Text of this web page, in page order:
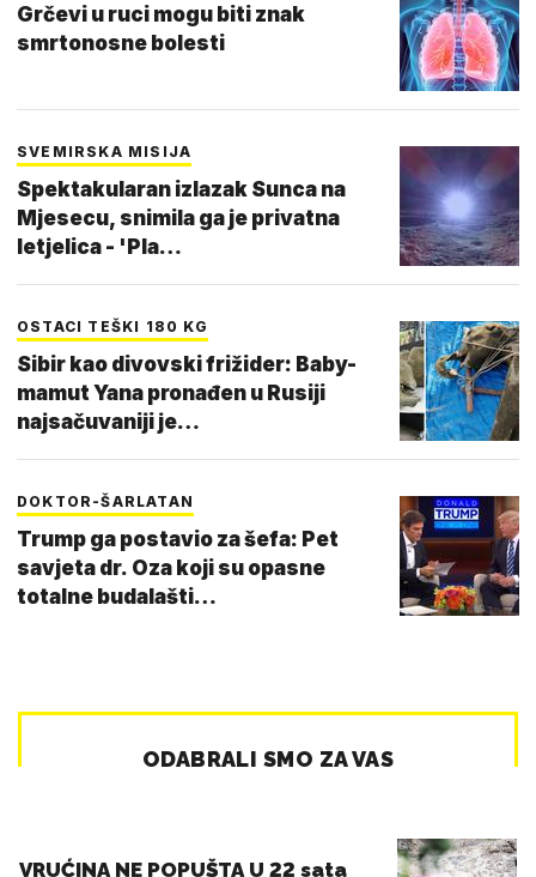
Grčevi u ruci mogu biti znak
smrtonosne bolesti
SVEMIRSKA MISIJA
Spektakularan izlazak Sunca na
Mjesecu, snimila ga je privatna
letjelica - 'Pla…
OSTACI TEŠKI 180 KG
Sibir kao divovski frižider: Baby-
mamut Yana pronađen u Rusiji
najsačuvaniji je…
DOKTOR-ŠARLATAN
Trump ga postavio za šefa: Pet
savjeta dr. Oza koji su opasne
totalne budalašti…